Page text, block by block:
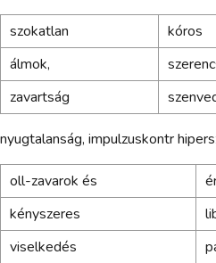
szokatlan
kóros
álmok,
zavartság
nyugtalanság, impulzuskontr
oll-zavarok és
kényszeres
viselkedés